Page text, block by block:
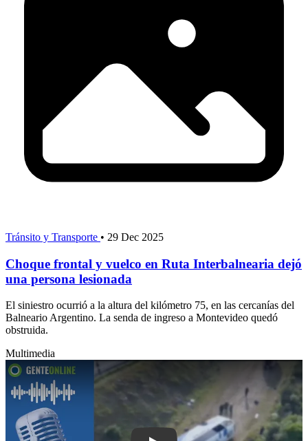
Tránsito y Transporte • 29 Dec 2025
Choque frontal y vuelco en Ruta Interbalnearia dejó
una persona lesionada
El siniestro ocurrió a la altura del kilómetro 75, en las cercanías del
Balneario Argentino. La senda de ingreso a Montevideo quedó
obstruida.
Multimedia